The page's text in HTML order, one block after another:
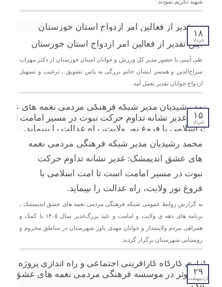
خوزستان
دیدار دبیر موسسه فرهنگی مردمی نغمه های عشق با ریاست
اداره ورزش و جوانان اندیمشک
مراسم دورهمی خانوادگی با عنوان کافه شادی مهدوی به
مناسبت نیمه شعبان و دهه فجر و هفته ی جوان در اندیمشک
مراسم جشن ولادت امام زمان (عج) و جشن فجر انقلاب
تشریح برنامه های دهه مهدویت شبکه فرهنگی مردمی نغمه
های عشق اندیمشک
شهید تکریم نمودند.
۱۸
خرداد
آیین تقدیر از فعالین امر ازدواج استان خوزستان
طی آیینی با حضور مدیر کل ورزش و جوانان استان خوزستان از دکتر مهراب
سراج‌الدين و همسر ایشان خانم بزرگی به پاس تشویق ، ترغیب و تسهیل
ازدواج جوانان تقدیر بعمل آمد.
۱۵
خرداد
محمد رشیدیان مدیر شبکه فرهنگی مردمی نغمه
های عشق اندیمشک: غدیر نشانه تداوم حرکت
نبوت در مسیر امامت است تا امت اسلامی با
فروغ نور ولایت، راه عدالت را بپیماید.
به گزارش روابط عمومی شبکه فرهنگی مردمی نغمه های عشق اندیمشک ،
برنامه های دهه ی ولایت و امامت و عید بزرگ‌غدیر سال ۱۴۰۵ با کمک و
همراهی مردم ولایتمدار و جوانان مهدی یاور شهرستان در مناطق محروم و
روستایی شهرستان برگزار گردید.
۲۹
اردیبهشت